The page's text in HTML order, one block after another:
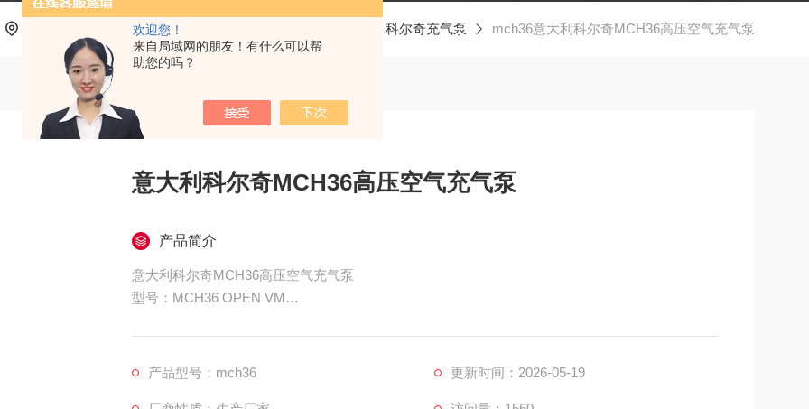
欢迎您！
来自局域网的朋友！有什么可以帮
助您的吗？
产品中心 科尔奇充气泵 mch36意大利科尔奇MCH36高压空气充气泵
意大利科尔奇MCH36高压空气充气泵
产品简介
意大利科尔奇MCH36高压空气充气泵
型号：MCH36 OPEN VM
产品型号：mch36 更新时间：2026-05-19